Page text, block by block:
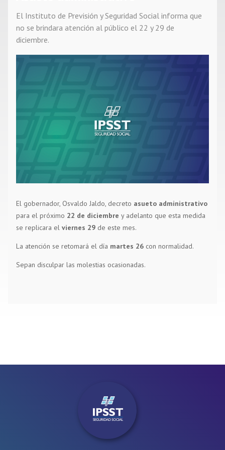
Noticias
El Instituto de Previsión y Seguridad Social informa que
no se brindara atención al público el 22 y 29 de
diciembre.
El gobernador, Osvaldo Jaldo, decreto asueto administrativo
para el próximo 22 de diciembre y adelanto que esta medida
se replicara el viernes 29 de este mes.
La atención se retomará el día martes 26 con normalidad.
Sepan disculpar las molestias ocasionadas.